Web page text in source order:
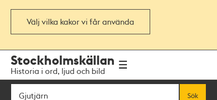
Välj vilka kakor vi får använda
navigationen
huvudinnehållet
Stockholmskällan
Historia i ord, ljud och bild
Sök
Sök